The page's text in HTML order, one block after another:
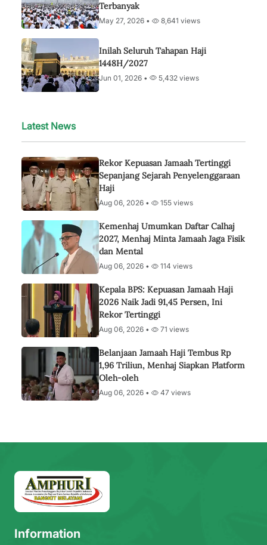
Terbanyak
May 27, 2026 • 8,641 views
Inilah Seluruh Tahapan Haji
1448H/2027
Jun 01, 2026 • 5,432 views
Latest News
Rekor Kepuasan Jamaah Tertinggi
Sepanjang Sejarah Penyelenggaraan
Haji
Aug 06, 2026 • 155 views
Kemenhaj Umumkan Daftar Calhaj
2027, Menhaj Minta Jamaah Jaga Fisik
dan Mental
Aug 06, 2026 • 114 views
Kepala BPS: Kepuasan Jamaah Haji
2026 Naik Jadi 91,45 Persen, Ini
Rekor Tertinggi
Aug 06, 2026 • 71 views
Belanjaan Jamaah Haji Tembus Rp
1,96 Triliun, Menhaj Siapkan Platform
Oleh-oleh
Aug 06, 2026 • 47 views
Information